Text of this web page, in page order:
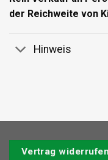
der Reichweite von
Hinweis
Vertrag widerrufen